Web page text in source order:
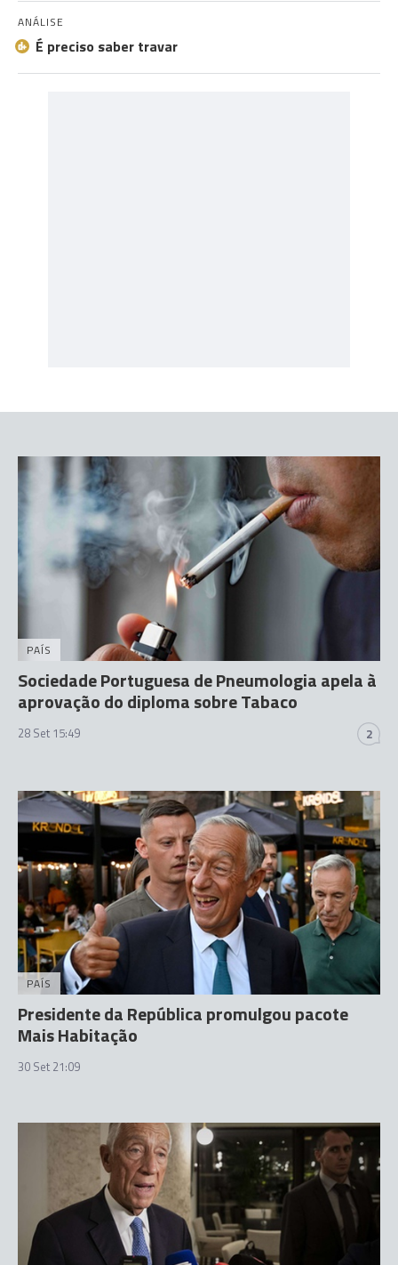
ANÁLISE
É preciso saber travar
PAÍS
Sociedade Portuguesa de Pneumologia apela à
aprovação do diploma sobre Tabaco
28 Set 15:49 2
PAÍS
Presidente da República promulgou pacote
Mais Habitação
30 Set 21:09